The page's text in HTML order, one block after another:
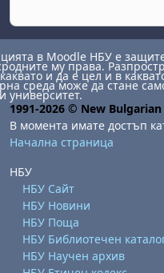
в Moodle НБУ е
му права.
и да е цел и в
среда може да стане
университет.
1991-2026 © New
В момента имате достъп
Начална страница
НБУ
НБУ Сайт
НБУ Новини
НБУ Поща
НБУ Библиотечен
НБУ Научен архив